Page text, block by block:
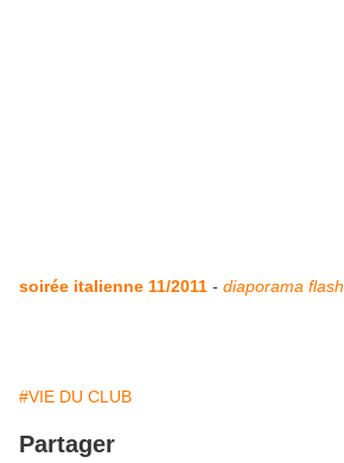
soirée italienne 11/2011 - diaporama flash
#VIE DU CLUB
Partager